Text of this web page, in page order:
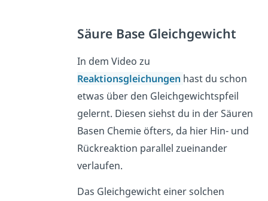
Säure Base Gleichgewicht
In dem Video zu
Reaktionsgleichungen hast du schon
etwas über den Gleichgewichtspfeil
gelernt. Diesen siehst du in der Säuren
Basen Chemie öfters, da hier Hin- und
Rückreaktion parallel zueinander
verlaufen.
Das Gleichgewicht einer solchen